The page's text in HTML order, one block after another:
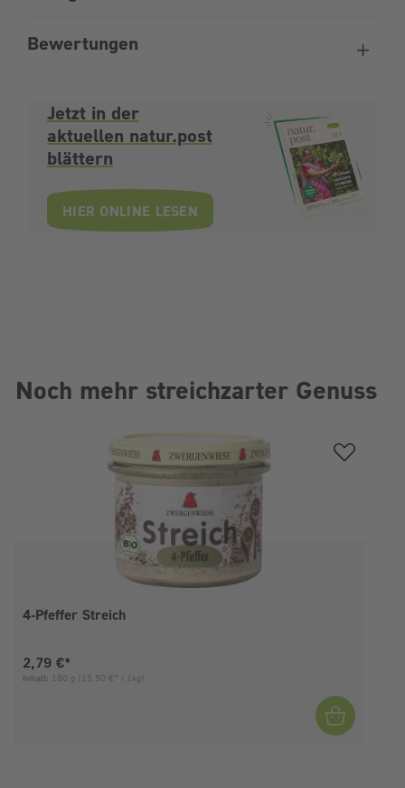
Bewertungen
Jetzt in der
aktuellen natur.post
blättern
HIER ONLINE LESEN
Noch mehr streichzarter Genuss
4-Pfeffer Streich
Aktueller Preis:
2,79 €*
Inhalt: 180 g (15,50 €* / 1kg)